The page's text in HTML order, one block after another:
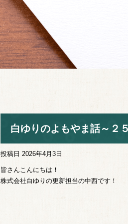
白ゆりのよもやま話～２
投稿日 2026年4月3日
皆さんこんにちは！
株式会社白ゆりの更新担当の中西です！